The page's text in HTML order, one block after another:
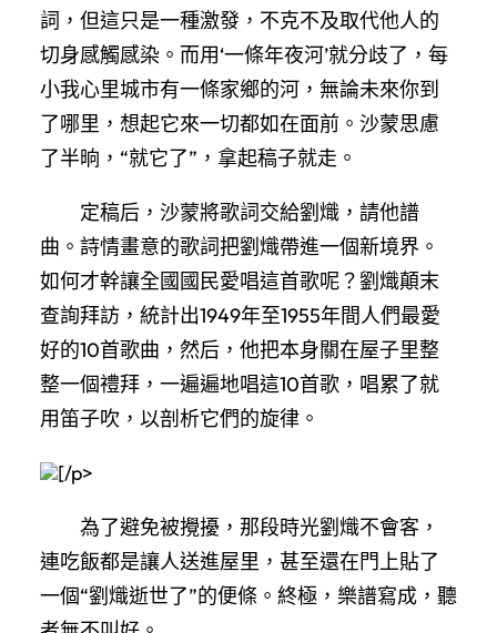
詞，但這只是一種激發，不克不及取代他人的
切身感觸感染。而用‘一條年夜河’就分歧了，每
小我心里城市有一條家鄉的河，無論未來你到
了哪里，想起它來一切都如在面前。沙蒙思慮
了半晌，“就它了”，拿起稿子就走。
定稿后，沙蒙將歌詞交給劉熾，請他譜
曲。詩情畫意的歌詞把劉熾帶進一個新境界。
如何才幹讓全國國民愛唱這首歌呢？劉熾顛末
查詢拜訪，統計出1949年至1955年間人們最愛
好的10首歌曲，然后，他把本身關在屋子里整
整一個禮拜，一遍遍地唱這10首歌，唱累了就
用笛子吹，以剖析它們的旋律。
[/p>
為了避免被攪擾，那段時光劉熾不會客，
連吃飯都是讓人送進屋里，甚至還在門上貼了
一個“劉熾逝世了”的便條。終極，樂譜寫成，聽